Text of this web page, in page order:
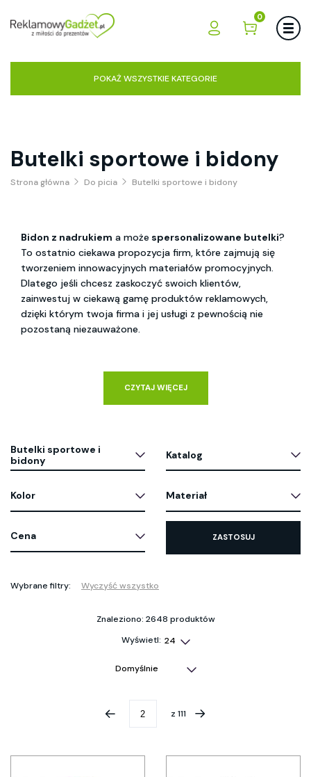
0
POKAŻ WSZYSTKIE KATEGORIE
Butelki sportowe i bidony
Strona główna Do picia Butelki sportowe i bidony
Bidon z nadrukiem a może spersonalizowane butelki?
To ostatnio ciekawa propozycja firm, które zajmują się
tworzeniem innowacyjnych materiałów promocyjnych.
Dlatego jeśli chcesz zaskoczyć swoich klientów,
zainwestuj w ciekawą gamę produktów reklamowych,
dzięki którym twoja firma i jej usługi z pewnością nie
pozostaną niezauważone.
CZYTAJ WIĘCEJ
Butelki sportowe i
bidony
Katalog
Kolor Materiał
Cena ZASTOSUJ
Wybrane filtry: Wyczyść wszystko
Znaleziono: 2648 produktów
Wyświetl:
z 111